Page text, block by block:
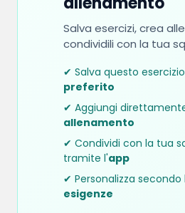
Salva esercizi, crea
condividili con la tua
✔ Salva questo
preferito
✔ Aggiungi
allenamento
✔ Condividi con la tua
tramite l'app
✔ Personalizza secondo
esigenze